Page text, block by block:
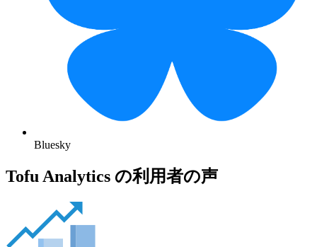
Bluesky
Tofu Analytics の利用者の声